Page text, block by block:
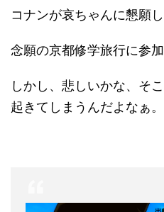
コナンが哀ちゃんに懇願
念願の京都修学旅行に参
しかし、悲しいかな、そ
起きてしまうんだよなぁ。